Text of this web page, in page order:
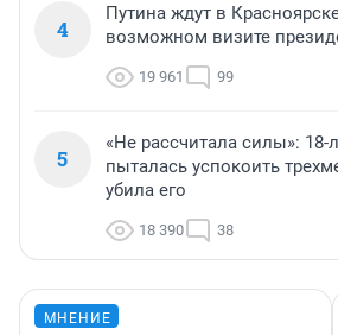
4
Путина ждут в
возможном визите
19 961 99
5
«Не рассчитала силы»: 18-
пыталась успокоить
убила его
18 390 38
МНЕНИЕ